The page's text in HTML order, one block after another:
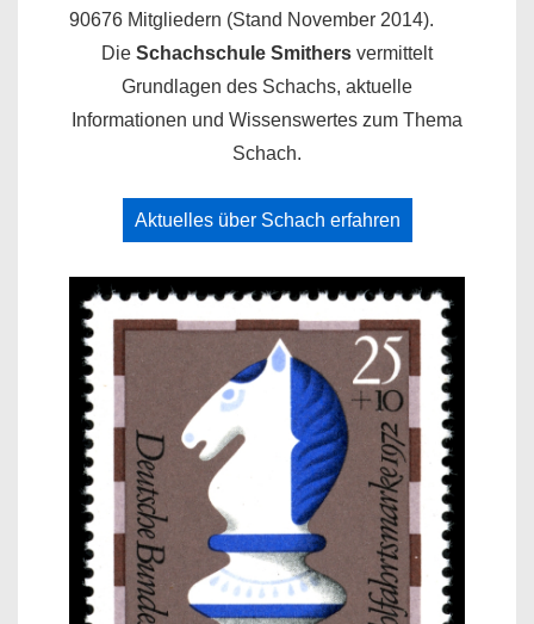
90676 Mitgliedern (Stand November 2014).
Die Schachschule Smithers vermittelt
Grundlagen des Schachs, aktuelle
Informationen und Wissenswertes zum Thema
Schach.
Aktuelles über Schach erfahren